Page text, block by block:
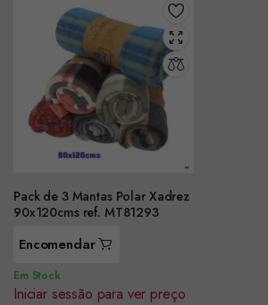
Pack de 3 Mantas Polar Xadrez
90x120cms ref. MT81293
Encomendar
Em Stock
Iniciar sessão para ver preço